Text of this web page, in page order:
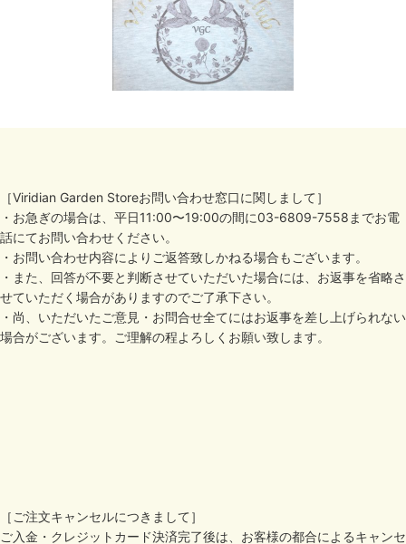
［Viridian Garden Storeお問い合わせ窓口に関しまして］
・お急ぎの場合は、平日11:00〜19:00の間に03-6809-7558までお電
話にてお問い合わせください。
・お問い合わせ内容によりご返答致しかねる場合もございます。
・また、回答が不要と判断させていただいた場合には、お返事を省略さ
せていただく場合がありますのでご了承下さい。
・尚、いただいたご意見・お問合せ全てにはお返事を差し上げられない
場合がございます。ご理解の程よろしくお願い致します。
［ご注文キャンセルにつきまして］
ご入金・クレジットカード決済完了後は、お客様の都合によるキャンセ